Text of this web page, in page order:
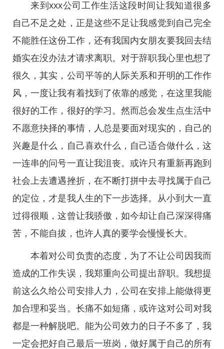
来到xxx公司工作生活这段时间让我知道很多
自己不足之处，正是这些不足让我感觉到自己完全
不能胜任这份工作，还有我国内女朋友要我回去结
婚实在没办法才请求离职。对于辞职我心里也想了
很久，其实，公司平等的人际关系和开明的工作作
风，一度让我有着找到了依靠的感觉，在这里我能
很好的工作，很好的学习。然而总会发生点生活中
不愿意抉择的事情，人总是要面对现实的，自己的
兴趣是什么，自己喜欢什么，自己适合做什么，这
一连串的问号一直让我沮丧。或许只有重新再跑到
社会上去遭遇挫折，在不断打拼中去寻找属于自己
的定位，才是我人生的下一步选择。从小到大一直
过得很顺，这曾让我骄傲，如今却让自己深深得痛
苦，不能自拔，也许人真的要学会慢慢长大。
本着对公司负责的态度，为了不让公司因我而
造成的工作失误，我郑重向公司提出辞职。我想提
前这么久给公司安排人力，公司在安排上能做得更
加合理和妥当。长痛不如短痛，或许这对公司对我
都是一种解脱吧。能为公司效力的日子不多了，我
一定会把好自己最后一班岗，做好属于自己的所有